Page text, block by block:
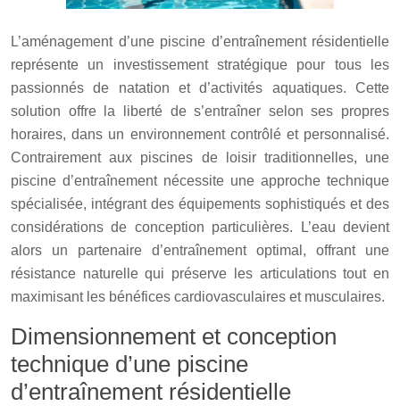
L’aménagement d’une piscine d’entraînement résidentielle
représente un investissement stratégique pour tous les
passionnés de natation et d’activités aquatiques. Cette
solution offre la liberté de s’entraîner selon ses propres
horaires, dans un environnement contrôlé et personnalisé.
Contrairement aux piscines de loisir traditionnelles, une
piscine d’entraînement nécessite une approche technique
spécialisée, intégrant des équipements sophistiqués et des
considérations de conception particulières. L’eau devient
alors un partenaire d’entraînement optimal, offrant une
résistance naturelle qui préserve les articulations tout en
maximisant les bénéfices cardiovasculaires et musculaires.
Dimensionnement et conception
technique d’une piscine
d’entraînement résidentielle